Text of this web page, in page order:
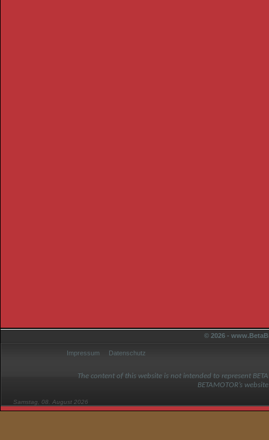
© 2026 -
Impressum Datenschutz
The content of this website is not intended to represent
BETAMOTOR’s
Samstag, 08. August 2026